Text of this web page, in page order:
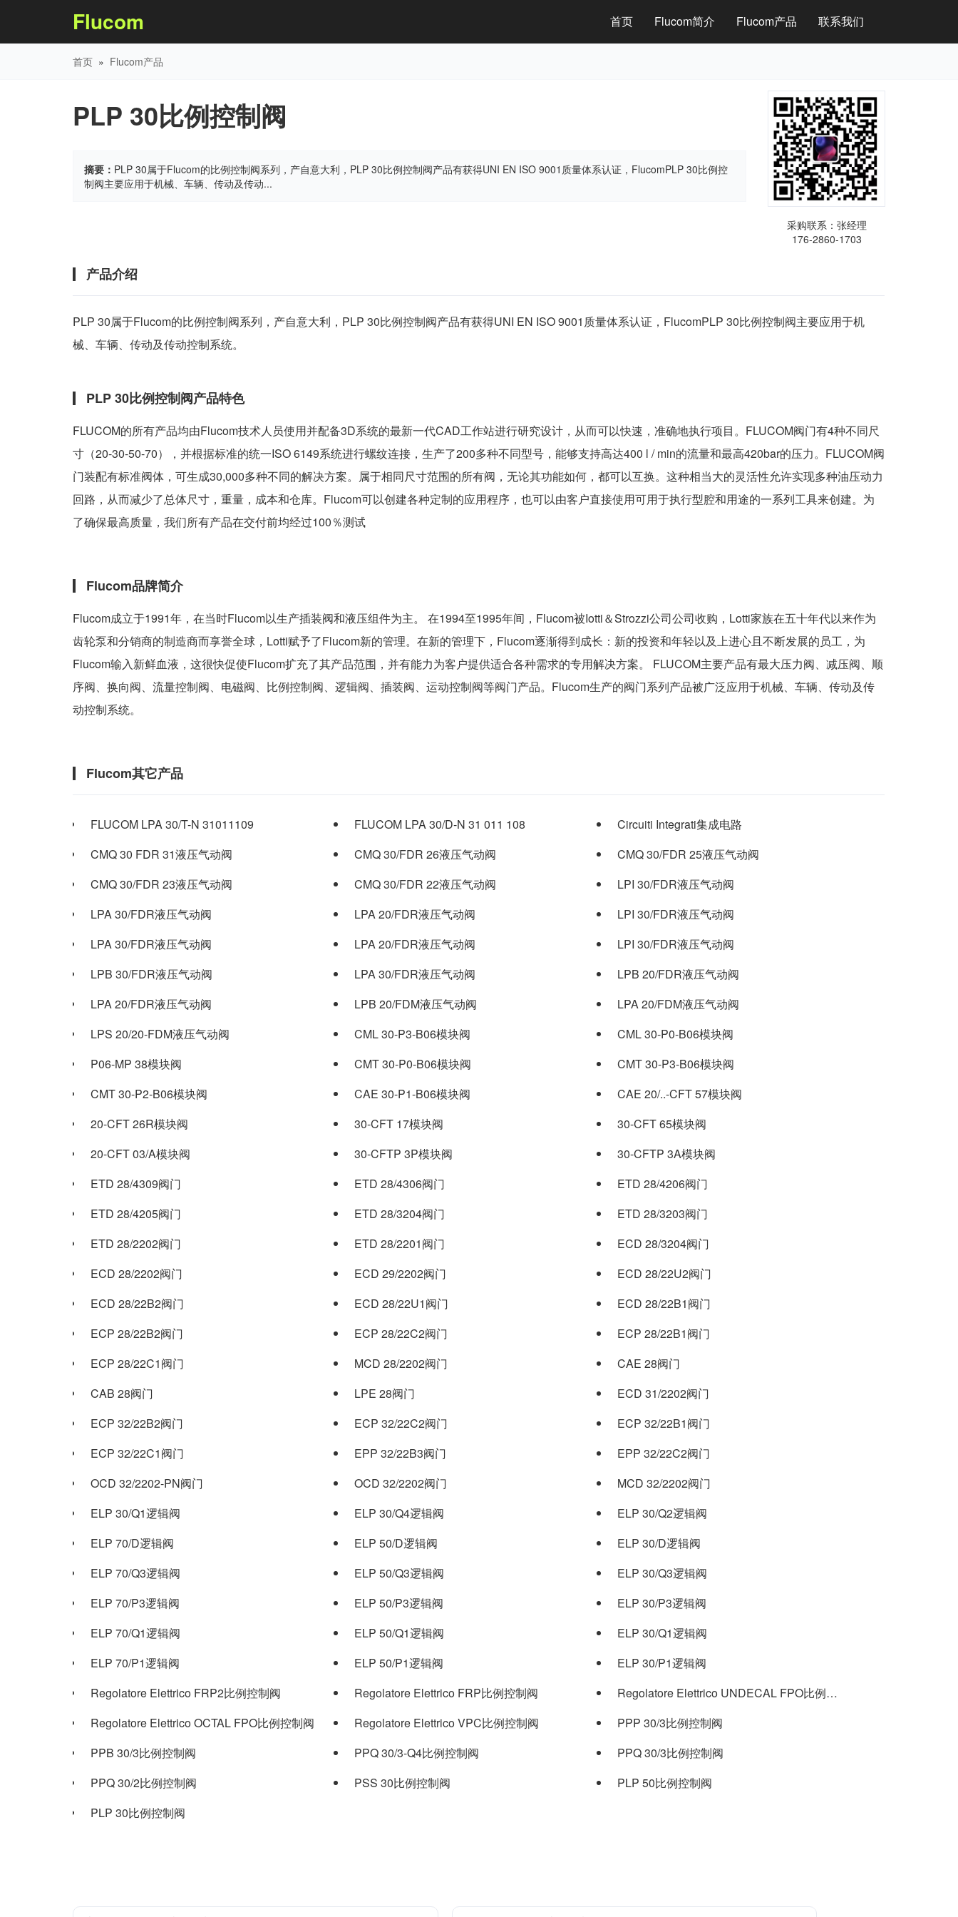
Flucom 首页(current)Flucom简介 Flucom产品 联系我们
首页 » Flucom产品
PLP 30比例控制阀
摘要： PLP 30属于Flucom的比例控制阀系列，产自意大利，PLP 30比例控制阀产品有获得UNI EN ISO 9001质量体系认证，FlucomPLP 30比例控
制阀主要应用于机械、车辆、传动及传动...
采购联系：张经理
176-2860-1703
产品介绍
PLP 30属于Flucom的比例控制阀系列，产自意大利，PLP 30比例控制阀产品有获得UNI EN ISO 9001质量体系认证，FlucomPLP 30比例控制阀主要应用于机
械、车辆、传动及传动控制系统。
PLP 30比例控制阀产品特色
FLUCOM的所有产品均由Flucom技术人员使用并配备3D系统的最新一代CAD工作站进行研究设计，从而可以快速，准确地执行项目。FLUCOM阀门有4种不同尺
寸（20-30-50-70），并根据标准的统一ISO 6149系统进行螺纹连接，生产了200多种不同型号，能够支持高达400 l / min的流量和最高420bar的压力。FLUCOM阀
门装配有标准阀体，可生成30,000多种不同的解决方案。属于相同尺寸范围的所有阀，无论其功能如何，都可以互换。这种相当大的灵活性允许实现多种油压动力
回路，从而减少了总体尺寸，重量，成本和仓库。Flucom可以创建各种定制的应用程序，也可以由客户直接使用可用于执行型腔和用途的一系列工具来创建。为
了确保最高质量，我们所有产品在交付前均经过100％测试
Flucom品牌简介
Flucom成立于1991年，在当时Flucom以生产插装阀和液压组件为主。 在1994至1995年间，Flucom被Iotti＆Strozzi公司公司收购，Lotti家族在五十年代以来作为
齿轮泵和分销商的制造商而享誉全球，Lotti赋予了Flucom新的管理。在新的管理下，Flucom逐渐得到成长：新的投资和年轻以及上进心且不断发展的员工，为
Flucom输入新鲜血液，这很快促使Flucom扩充了其产品范围，并有能力为客户提供适合各种需求的专用解决方案。 FLUCOM主要产品有最大压力阀、减压阀、顺
序阀、换向阀、流量控制阀、电磁阀、比例控制阀、逻辑阀、插装阀、运动控制阀等阀门产品。Flucom生产的阀门系列产品被广泛应用于机械、车辆、传动及传
动控制系统。
Flucom其它产品
FLUCOM LPA 30/T-N 31011109 FLUCOM LPA 30/D-N 31 011 108
Circuiti Integrati集成电路
CMQ 30 FDR 31液压气动阀
CMQ 30/FDR 26液压气动阀
CMQ 30/FDR 25液压气动阀
CMQ 30/FDR 23液压气动阀
CMQ 30/FDR 22液压气动阀
LPI 30/FDR液压气动阀
LPA 30/FDR液压气动阀
LPA 20/FDR液压气动阀
LPI 30/FDR液压气动阀
LPA 30/FDR液压气动阀
LPA 20/FDR液压气动阀
LPI 30/FDR液压气动阀
LPB 30/FDR液压气动阀
LPA 30/FDR液压气动阀
LPB 20/FDR液压气动阀
LPA 20/FDR液压气动阀
LPB 20/FDM液压气动阀
LPA 20/FDM液压气动阀
LPS 20/20-FDM液压气动阀
CML 30-P3-B06模块阀
CML 30-P0-B06模块阀
P06-MP 38模块阀
CMT 30-P0-B06模块阀
CMT 30-P3-B06模块阀
CMT 30-P2-B06模块阀
CAE 30-P1-B06模块阀
CAE 20/..-CFT 57模块阀
20-CFT 26R模块阀
30-CFT 17模块阀
30-CFT 65模块阀
20-CFT 03/A模块阀
30-CFTP 3P模块阀
30-CFTP 3A模块阀
ETD 28/4309阀门
ETD 28/4306阀门
ETD 28/4206阀门
ETD 28/4205阀门
ETD 28/3204阀门
ETD 28/3203阀门
ETD 28/2202阀门
ETD 28/2201阀门
ECD 28/3204阀门
ECD 28/2202阀门
ECD 29/2202阀门
ECD 28/22U2阀门
ECD 28/22B2阀门
ECD 28/22U1阀门
ECD 28/22B1阀门
ECP 28/22B2阀门
ECP 28/22C2阀门
ECP 28/22B1阀门
ECP 28/22C1阀门
MCD 28/2202阀门
CAE 28阀门
CAB 28阀门
LPE 28阀门
ECD 31/2202阀门
ECP 32/22B2阀门
ECP 32/22C2阀门
ECP 32/22B1阀门
ECP 32/22C1阀门
EPP 32/22B3阀门
EPP 32/22C2阀门
OCD 32/2202-PN阀门
OCD 32/2202阀门
MCD 32/2202阀门
ELP 30/Q1逻辑阀
ELP 30/Q4逻辑阀
ELP 30/Q2逻辑阀
ELP 70/D逻辑阀
ELP 50/D逻辑阀
ELP 30/D逻辑阀
ELP 70/Q3逻辑阀
ELP 50/Q3逻辑阀
ELP 30/Q3逻辑阀
ELP 70/P3逻辑阀
ELP 50/P3逻辑阀
ELP 30/P3逻辑阀
ELP 70/Q1逻辑阀
ELP 50/Q1逻辑阀
ELP 30/Q1逻辑阀
ELP 70/P1逻辑阀
ELP 50/P1逻辑阀
ELP 30/P1逻辑阀
Regolatore Elettrico FRP2比例控制阀
Regolatore Elettrico FRP比例控制阀
Regolatore Elettrico UNDECAL FPO比例控制阀
Regolatore Elettrico OCTAL FPO比例控制阀
Regolatore Elettrico VPC比例控制阀
PPP 30/3比例控制阀
PPB 30/3比例控制阀
PPQ 30/3-Q4比例控制阀
PPQ 30/3比例控制阀
PPQ 30/2比例控制阀
PSS 30比例控制阀
PLP 50比例控制阀
PLP 30比例控制阀